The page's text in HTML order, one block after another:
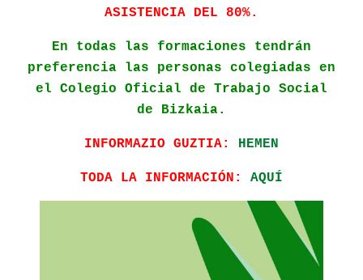
ASISTENCIA DEL 80%.
En todas las formaciones tendrán
preferencia las personas colegiadas en
el Colegio Oficial de Trabajo Social
de Bizkaia.
INFORMAZIO GUZTIA: HEMEN
TODA LA INFORMACIÓN: AQUÍ